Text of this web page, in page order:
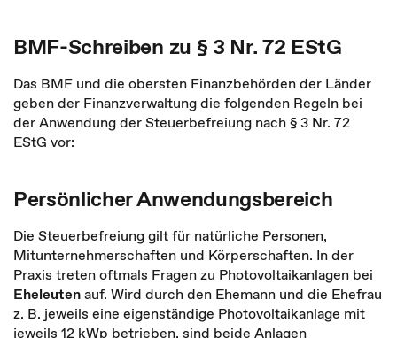
BMF-Schreiben zu § 3 Nr. 72 EStG
Das BMF und die obersten Finanzbehörden der Länder
geben der Finanzverwaltung die folgenden Regeln bei
der Anwendung der Steuerbefreiung nach § 3 Nr. 72
EStG vor:
Persönlicher Anwendungsbereich
Die Steuerbefreiung gilt für natürliche Personen,
Mitunternehmerschaften und Körperschaften. In der
Praxis treten oftmals Fragen zu Photovoltaikanlagen bei
Eheleutenauf. Wird durch den Ehemann und die Ehefrau
z. B. jeweils eine eigenständige Photovoltaikanlage mit
jeweils 12 kWp betrieben, sind beide Anlagen